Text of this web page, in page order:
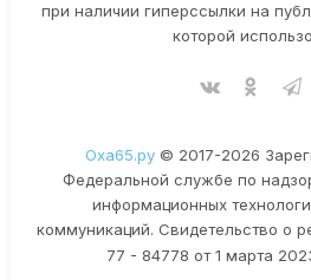
при наличии гиперссылки на
которой
Оха65.ру© 2017-2026
Федеральной службе по
информационных
коммуникаций. Свидетельство о
77 - 84778 от 1 марта